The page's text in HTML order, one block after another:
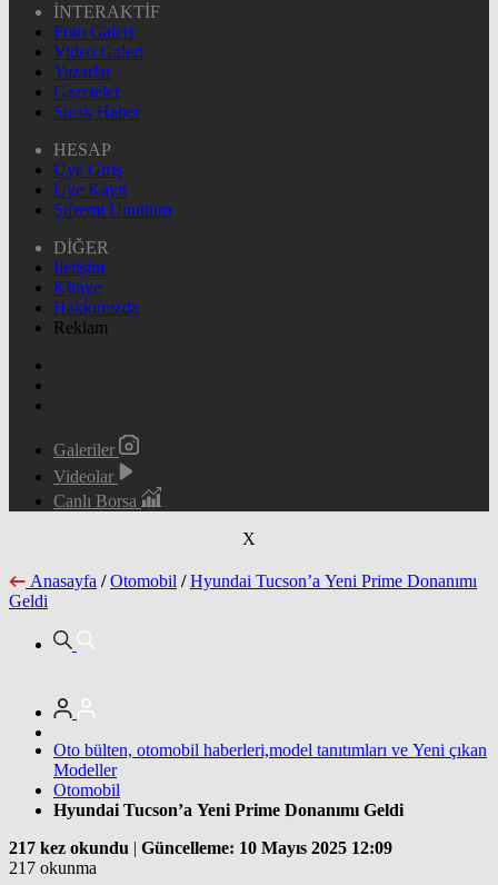
İNTERAKTİF
Foto Galeri
Video Galeri
Yazarlar
Gazeteler
Sıcak Haber
HESAP
Üye Giriş
Üye Kayıt
Şifremi Unuttum
DİĞER
İletişim
Künye
Hakkımızda
Reklam
Galeriler
Videolar
Canlı Borsa
X
Anasayfa / Otomobil / Hyundai Tucson’a Yeni Prime Donanımı
Geldi
Oto bülten, otomobil haberleri,model tanıtımları ve Yeni çıkan
Modeller
Otomobil
Hyundai Tucson’a Yeni Prime Donanımı Geldi
217 kez okundu | Güncelleme: 10 Mayıs 2025 12:09
217 okunma